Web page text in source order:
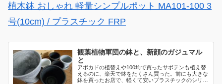
植木鉢 おしゃれ 軽量シンプルポット MA101-100 3
号(10cm) / プラスチック FRP
観葉植物軍団の鉢と、新顔のガジュマル
と
アボカドの植替えや100均で買ったサボテンも植え替
えるのに、楽天で鉢をたくさん買った。前にも大きな
鉢を買ったお店で、軽くて安いプラスチックのシリー